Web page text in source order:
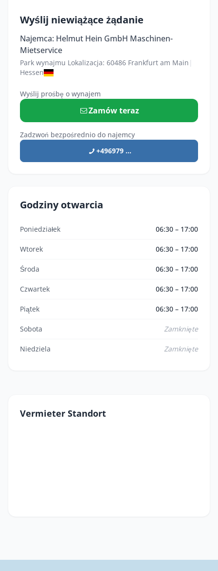
Wyślij niewiążące żądanie
Najemca: Helmut Hein GmbH Maschinen-
Mietservice
Park wynajmu Lokalizacja: 60486 Frankfurt am Main |
Hessen
Wyślij prośbę o wynajem
Zamów teraz
Zadzwoń bezpośrednio do najemcy
+496979 ...
Godziny otwarcia
Poniedziałek 06:30 – 17:00
Wtorek 06:30 – 17:00
Środa 06:30 – 17:00
Czwartek 06:30 – 17:00
Piątek 06:30 – 17:00
Sobota Zamknięte
Niedziela Zamknięte
Vermieter Standort